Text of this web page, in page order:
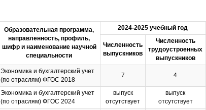
Образовательная программа,
направленность, профиль,
шифр и наименование научной
специальности
2024-2025 учебный год
Численность
выпускников
Численность
трудоустроенных
выпускников
Экономика и бухгалтерский учет
(по отраслям) ФГОС 2018
7 4
Экономика и бухгалтерский учет
(по отраслям) ФГОС 2024
выпуск
отсутствует
выпуск
отсутствует